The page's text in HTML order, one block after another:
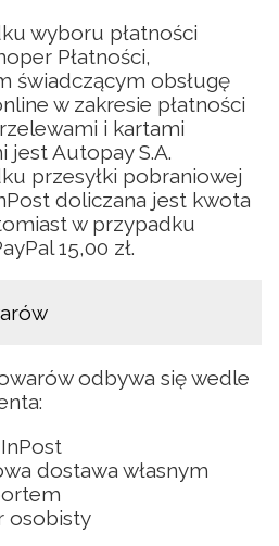
wyboru płatności
Płatności,
świadczącym obsługę
w zakresie płatności
i kartami
jest Autopay S.A.
przesyłki pobraniowej
doliczana jest kwota
w przypadku
15,00 zł.
odbywa się wedle
dostawa własnym
osobisty